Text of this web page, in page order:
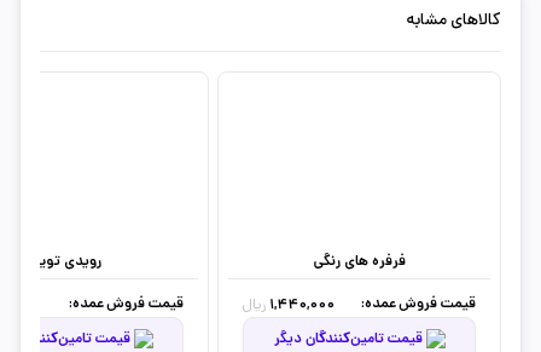
کالاهای مشابه
فرفره های رنگی
قیمت فروش عمده:
1,440,000 ریال
قیمت تامین‌کنندگان دیگر
رویدی تویز
قیمت فروش عمده:
قیمت تامین‌کنندگان دیگر